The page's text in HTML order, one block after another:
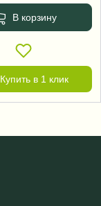
В корзину
Купить в 1 клик